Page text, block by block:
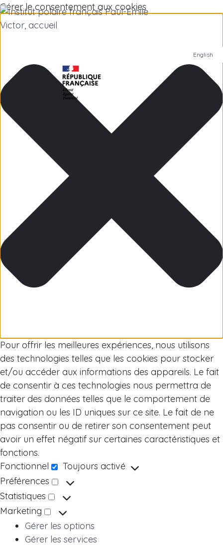
Gérer le consentement aux cookies
Pour offrir les meilleures expériences, nous utilisons
des technologies telles que les cookies pour stocker
et/ou accéder aux informations des appareils. Le fait
de consentir à ces technologies nous permettra de
traiter des données telles que le comportement de
navigation ou les ID uniques sur ce site. Le fait de ne
pas consentir ou de retirer son consentement peut
avoir un effet négatif sur certaines caractéristiques et
fonctions.
Fonctionnel
Toujours activé
Préférences
Statistiques
Marketing
Marketing
Gérer les options
Gérer les services
Institut polaire
Recherche scientifique
Arctique
English